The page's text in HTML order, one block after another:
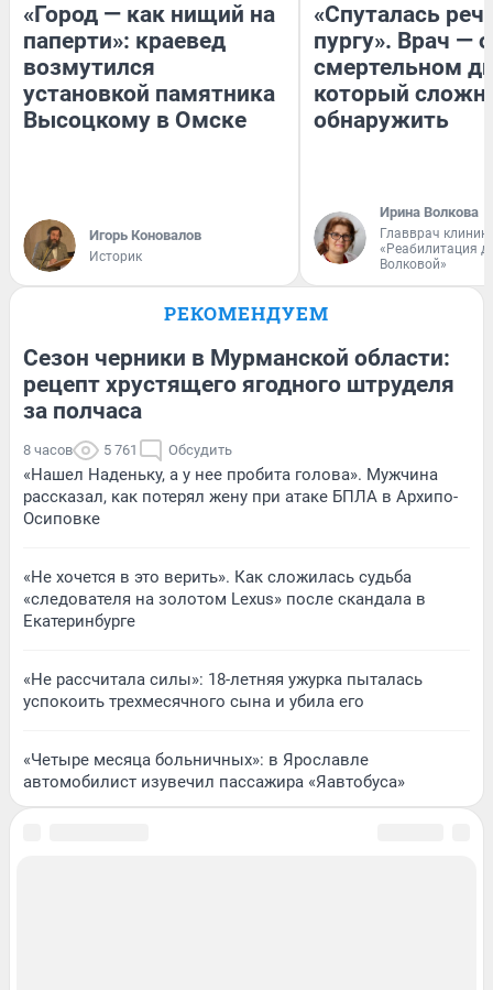
«Город — как нищий на
паперти»: краевед
возмутился
установкой памятника
Высоцкому в Омске
Игорь Коновалов
Историк
«Спуталась
пургу». Врач — о
смертельном
который
обнаружить
Ирина Волкова
Главврач
«Реабилитация
Волковой»
РЕКОМЕНДУЕМ
Сезон черники в Мурманской области:
рецепт хрустящего ягодного штруделя
за полчаса
8 часов 5 761 Обсудить
«Нашел Наденьку, а у нее пробита голова». Мужчина
рассказал, как потерял жену при атаке БПЛА в Архипо-
Осиповке
«Не хочется в это верить». Как сложилась судьба
«следователя на золотом Lexus» после скандала в
Екатеринбурге
«Не рассчитала силы»: 18-летняя ужурка пыталась
успокоить трехмесячного сына и убила его
«Четыре месяца больничных»: в Ярославле
автомобилист изувечил пассажира «Яавтобуса»